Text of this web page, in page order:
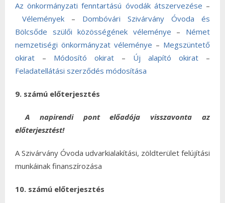
Az önkormányzati fenntartású óvodák átszervezése –
Vélemények – Dombóvári Szivárvány Óvoda és
Bölcsőde szülői közösségének véleménye – Német
nemzetiségi önkormányzat véleménye – Megszüntető
okirat – Módosító okirat – Új alapító okirat –
Feladatellátási szerződés módosítása
9. számú előterjesztés
A napirendi pont előadója visszavonta az
előterjesztést!
A Szivárvány Óvoda udvarkialakítási, zöldterület felújítási
munkáinak finanszírozása
10. számú előterjesztés